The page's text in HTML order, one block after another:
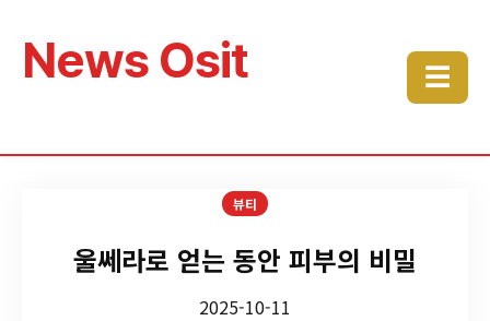
News Osit ☰
뷰티
울쎄라로 얻는 동안 피부의 비밀
2025-10-11